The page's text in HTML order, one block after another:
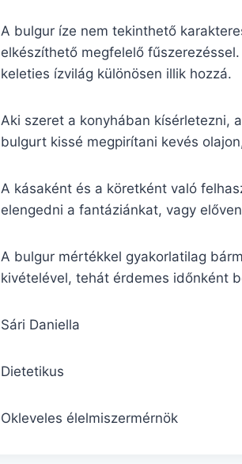
A bulgur íze nem tekinthető
elkészíthető megfelelő
keleties ízvilág különösen illik hozzá.
Aki szeret a konyhában kísérletezni,
bulgurt kissé megpirítani kevés
A kásaként és a köretként való
elengedni a fantáziánkat, vagy
A bulgur mértékkel gyakorlatilag
kivételével, tehát érdemes időnként
Sári Daniella
Dietetikus
Okleveles élelmiszermérnök